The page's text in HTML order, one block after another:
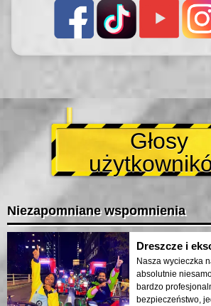
Głosy
Niezapomniane wspomnienia
Dreszcze i
Nasza wycieczka
absolutnie
bardzo
bezpieczeństwo,